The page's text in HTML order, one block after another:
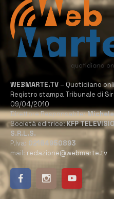
WEBMARTE.TV – Quotidiano
Registro stampa Tribunale di
09/04/2010
Direttore Responsabile:
Società editrice:KFP
S.R.L.S.
P.Iva: 02184950893
mail: redazione@webmarte.tv